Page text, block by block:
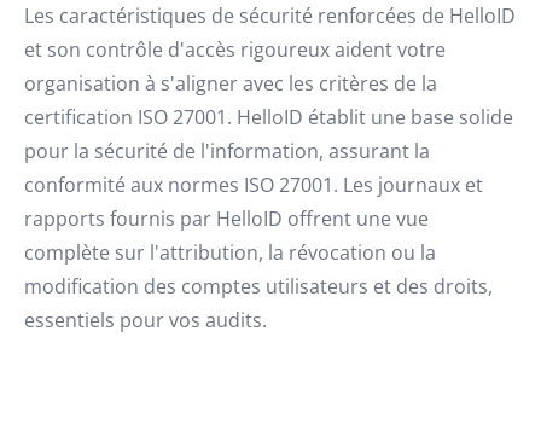
Les caractéristiques de sécurité renforcées de HelloID
et son contrôle d'accès rigoureux aident votre
organisation à s'aligner avec les critères de la
certification ISO 27001. HelloID établit une base solide
pour la sécurité de l'information, assurant la
conformité aux normes ISO 27001. Les journaux et
rapports fournis par HelloID offrent une vue
complète sur l'attribution, la révocation ou la
modification des comptes utilisateurs et des droits,
essentiels pour vos audits.